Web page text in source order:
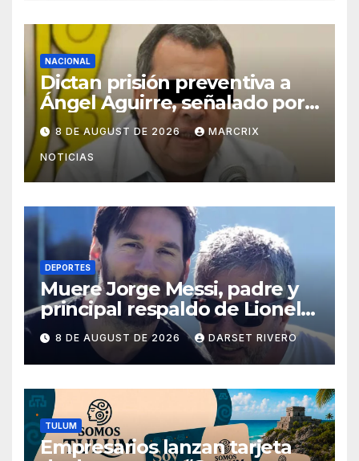
NACIONAL
Dictan prisión preventiva a
Ángel Aguirre, señalado por
el caso Ayotzinapa
8 DE AUGUST DE 2026 MARCRIX
NOTICIAS
DEPORTES
Muere Jorge Messi, padre y
principal respaldo de Lionel
Messi, a los 68 años
8 DE AUGUST DE 2026 DARSET RIVERO
TULUM
Empresarios lanzan tarjeta